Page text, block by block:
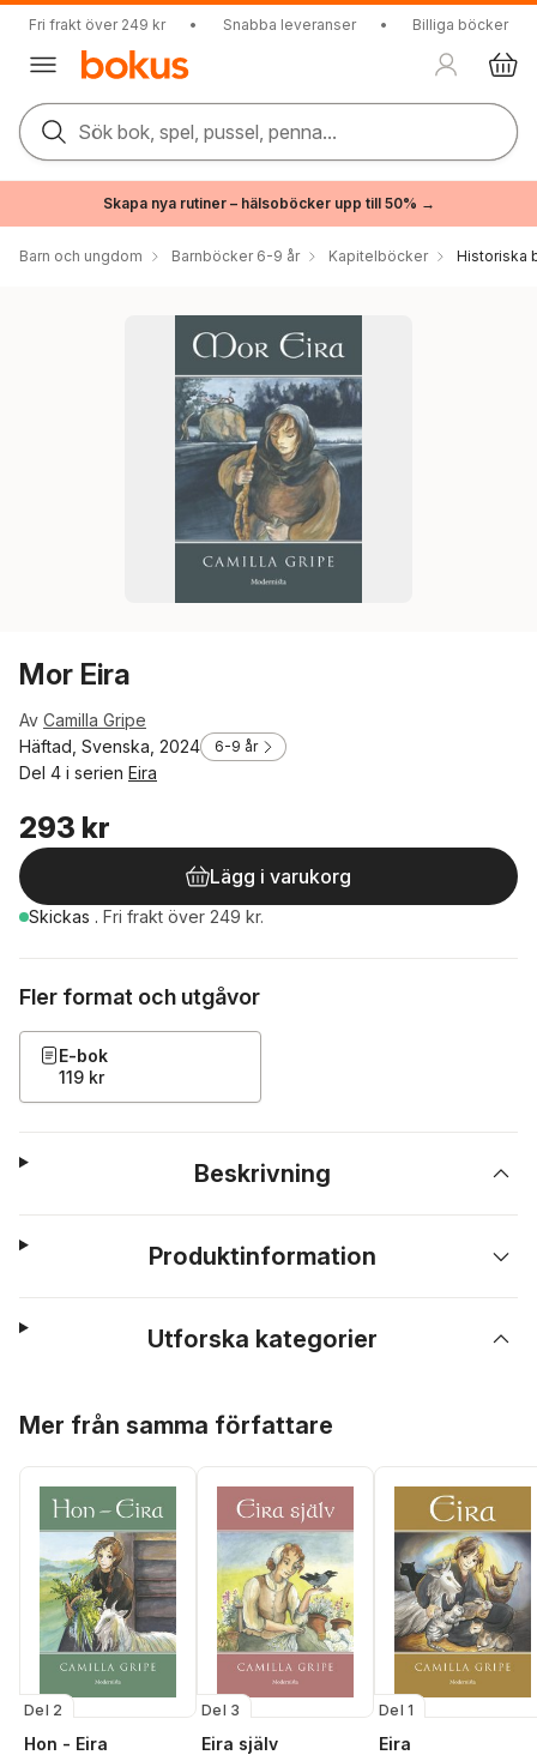
Fri frakt över 249 kr • Snabba leveranser • Billiga böcker
Sök bok, spel, pussel, penna...
Skapa nya rutiner – hälsoböcker upp till 50% →
Barn och ungdom Barnböcker 6-9 år Kapitelböcker Historiska
Mor Eira
Av Camilla Gripe
Häftad, Svenska, 2024
6-9 år
Del 4 i serien Eira
293 kr
Lägg i varukorg
Skickas . Fri frakt över 249 kr.
Fler format och utgåvor
E-bok
119 kr
Beskrivning
Produktinformation
Utforska kategorier
Mer från samma författare
Del 2
Hon - Eira
Del 3
Eira själv
Del 1
Eira